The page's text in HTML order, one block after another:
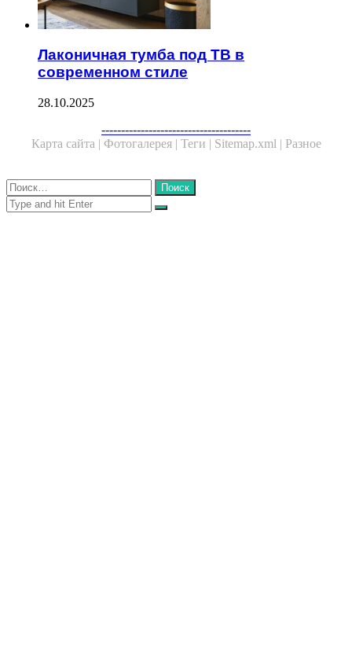
Лаконичная тумба под ТВ в
современном стиле
28.10.2025
--------------------------------------
Карта сайта | Фотогалерея | Теги | Sitemap.xml | Разное
Close
Найти:
Close
Search